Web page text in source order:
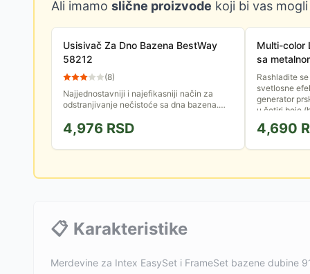
Ali imamo slične proizvode koji bi vas
Usisivač Za Dno Bazena BestWay
58212
(8)
Najjednostavniji i najefikasniji način za
odstranjivanje nečistoće sa dna bazena.
sa filterskom pumpom,...
4,976 RSD
Multi-color
sa
28089
Rashladite
svetlosne
generator
u četiri boje
4,690
📋 Karakteristike
Merdevine za Intex EasySet i FrameSet bazene dubine